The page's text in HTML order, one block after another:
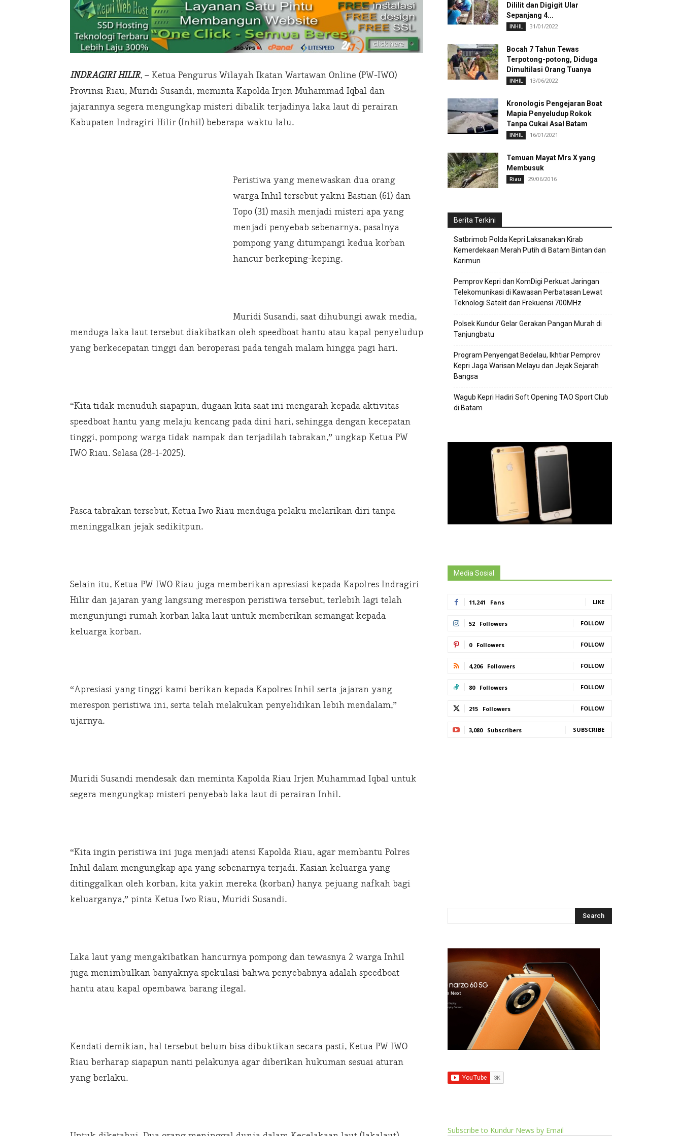
INDRAGIRI HILIR, – Ketua Pengurus Wilayah Ikatan Wartawan Online (PW-IWO)
Provinsi Riau, Muridi Susandi, meminta Kapolda Irjen Muhammad Iqbal dan
jajarannya segera mengungkap misteri dibalik terjadinya laka laut di perairan
Kabupaten Indragiri Hilir (Inhil) beberapa waktu lalu.
Peristiwa yang menewaskan dua orang
warga Inhil tersebut yakni Bastian (61) dan
Topo (31) masih menjadi misteri apa yang
menjadi penyebab sebenarnya, pasalnya
pompong yang ditumpangi kedua korban
hancur berkeping-keping.
Muridi Susandi, saat dihubungi awak media,
menduga laka laut tersebut diakibatkan oleh speedboat hantu atau kapal penyeludup
yang berkecepatan tinggi dan beroperasi pada tengah malam hingga pagi hari.
“Kita tidak menuduh siapapun, dugaan kita saat ini mengarah kepada aktivitas
speedboat hantu yang melaju kencang pada dini hari, sehingga dengan kecepatan
tinggi, pompong warga tidak nampak dan terjadilah tabrakan,” ungkap Ketua PW
IWO Riau. Selasa (28-1-2025).
Pasca tabrakan tersebut, Ketua Iwo Riau menduga pelaku melarikan diri tanpa
meninggalkan jejak sedikitpun.
Selain itu, Ketua PW IWO Riau juga memberikan apresiasi kepada Kapolres Indragiri
Hilir dan jajaran yang langsung merespon peristiwa tersebut, terlebih lagi telah
mengunjungi rumah korban laka laut untuk memberikan semangat kepada
keluarga korban.
“Apresiasi yang tinggi kami berikan kepada Kapolres Inhil serta jajaran yang
merespon peristiwa ini, serta telah melakukan penyelidikan lebih mendalam,”
ujarnya.
Muridi Susandi mendesak dan meminta Kapolda Riau Irjen Muhammad Iqbal untuk
segera mengungkap misteri penyebab laka laut di perairan Inhil.
“Kita ingin peristiwa ini juga menjadi atensi Kapolda Riau, agar membantu Polres
Inhil dalam mengungkap apa yang sebenarnya terjadi. Kasian keluarga yang
ditinggalkan oleh korban, kita yakin mereka (korban) hanya pejuang nafkah bagi
keluarganya,” pinta Ketua Iwo Riau, Muridi Susandi.
Laka laut yang mengakibatkan hancurnya pompong dan tewasnya 2 warga Inhil
juga menimbulkan banyaknya spekulasi bahwa penyebabnya adalah speedboat
hantu atau kapal opembawa barang ilegal.
Kendati demikian, hal tersebut belum bisa dibuktikan secara pasti, Ketua PW IWO
Riau berharap siapapun nanti pelakunya agar diberikan hukuman sesuai aturan
yang berlaku.
Dililit dan Digigit Ular
Sepanjang 4...
INHIL 31/01/2022
Bocah 7 Tahun Tewas
Terpotong-potong, Diduga
Dimultilasi Orang Tuanya
INHIL 13/06/2022
Kronologis Pengejaran Boat
Mapia Penyeludup Rokok
Tanpa Cukai Asal Batam
INHIL 16/01/2021
Temuan Mayat Mrs X yang
Membusuk
Riau 29/06/2016
Berita Terkini
Satbrimob Polda Kepri Laksanakan Kirab
Kemerdekaan Merah Putih di Batam Bintan dan
Karimun
Pemprov Kepri dan KomDigi Perkuat Jaringan
Telekomunikasi di Kawasan Perbatasan Lewat
Teknologi Satelit dan Frekuensi 700MHz
Polsek Kundur Gelar Gerakan Pangan Murah di
Tanjungbatu
Program Penyengat Bedelau, Ikhtiar Pemprov
Kepri Jaga Warisan Melayu dan Jejak Sejarah
Bangsa
Wagub Kepri Hadiri Soft Opening TAO Sport Club
di Batam
Media Sosial
11,241 Fans LIKE
52 Followers FOLLOW
0 Followers FOLLOW
4,206 Followers FOLLOW
80 Followers FOLLOW
215 Followers FOLLOW
3,080 Subscribers SUBSCRIBE
Subscribe to Kundur News by Email